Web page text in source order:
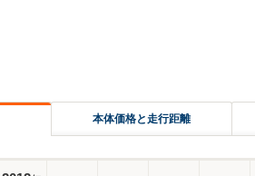
本体価格と走行距離